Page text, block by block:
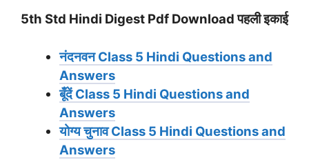
5th Std Hindi Digest Pdf Downloadपहली इकाई
नंदनवन Class 5 Hindi Questions and
Answers
बूँदें Class 5 Hindi Questions and
Answers
योग्‍य चुनाव Class 5 Hindi Questions and
Answers